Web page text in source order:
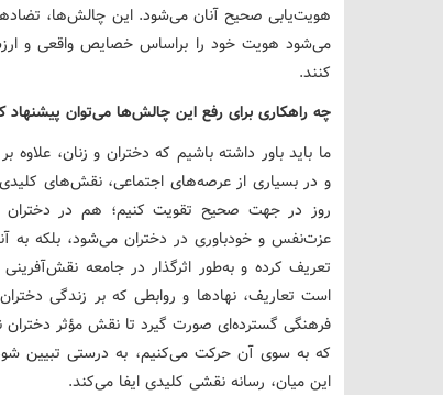
هویت‌یابی صحیح آنان می‌شود. این چالش‌ها،
می‌شود هویت خود را براساس خصایص واقعی و
کنند.
چه راهکاری برای رفع این چالش‌ها می‌توان پیشنهاد
ما باید باور داشته باشیم که دختران و زنان، علاوه
و در بسیاری از عرصه‌های اجتماعی، نقش‌های
‌روز در جهت صحیح تقویت کنیم‌؛ هم در دختران
عزت‌نفس و خودباوری در دختران می‌شود، بلکه به
تعریف کرده و به‌طور اثرگذار در جامعه
است تعاریف، نهادها و روابطی که بر زندگی
فرهنگی گسترده‌ای صورت گیرد تا نقش مؤثر دختران
که به ‌سوی آن حرکت می‌کنیم، به‌ درستی تبیین
این میان، رسانه نقشی کلیدی ایفا می‌کند.